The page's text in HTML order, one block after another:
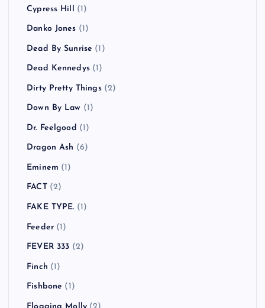
Cypress Hill (1)
Danko Jones (1)
Dead By Sunrise (1)
Dead Kennedys(1)
Dirty Pretty Things(2)
Down By Law (1)
Dr. Feelgood (1)
Dragon Ash (6)
Eminem (1)
FACT(2)
FAKE TYPE. (1)
Feeder(1)
FEVER 333 (2)
Finch (1)
Fishbone (1)